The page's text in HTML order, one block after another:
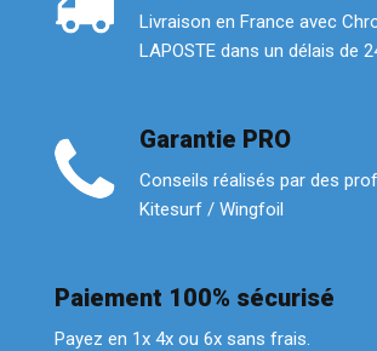
Livraison en France avec
LAPOSTE dans un délais de
Garantie PRO
Conseils réalisés par des
Kitesurf / Wingfoil
Paiement 100% sécurisé
Payez en 1x 4x ou 6x sans frais.